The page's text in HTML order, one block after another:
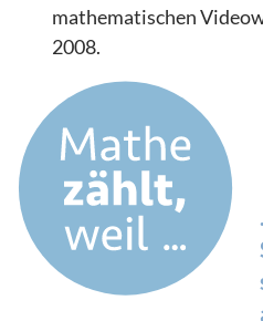
mathematischen
2008.